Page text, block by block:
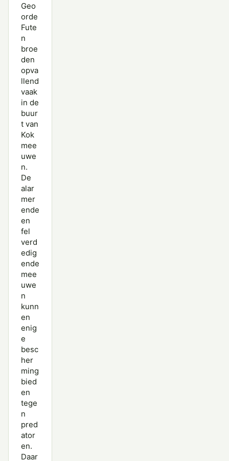
Geo
orde
Fute
n
broe
den
opva
llend
vaak
in de
buur
t van
Kok
mee
uwe
n.
De
alar
mer
ende
en
fel
verd
edig
ende
mee
uwe
n
kunn
en
enig
e
besc
her
ming
bied
en
tege
n
pred
ator
en.
Daar